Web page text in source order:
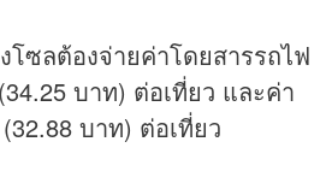
ซลต้องจ่ายค่าโดยสารรถไฟ
บาท) ต่อเที่ยว และค่า
บาท) ต่อเที่ยว